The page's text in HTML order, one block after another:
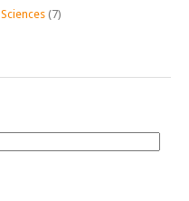
Sciences (7)